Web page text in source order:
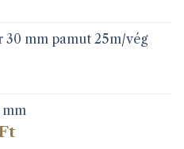
30 mm pamut 25m/vég
Ártartomány: